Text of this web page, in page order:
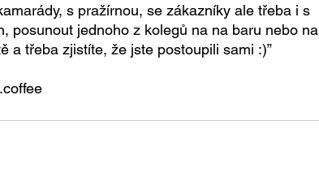
s pražírnou, se zákazníky ale třeba i s
posunout jednoho z kolegů na na baru nebo na
a třeba zjistíte, že jste postoupili sami :)”